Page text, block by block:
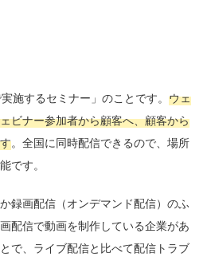
施するセミナー」のことです。 ウェ
ビナー参加者から顧客へ、顧客から
。全国に同時配信できるので、場所
です。
録画配信（オンデマンド配信）のふ
配信で動画を制作している企業があ
で、ライブ配信と比べて配信トラブ